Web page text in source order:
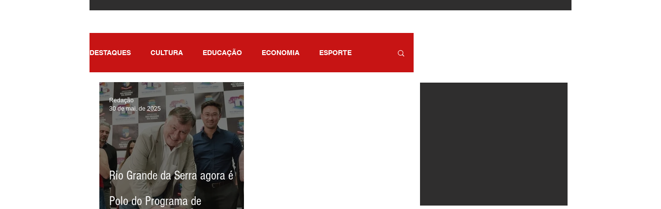
DESTAQUES CULTURA EDUCAÇÃO ECONOMIA ESPORTE
POLÍTICA SAÚDE ENTRETENIMENTO
Rio Grande da Serra agora é
Polo do Programa de
Redação
30 de mai. de 2025